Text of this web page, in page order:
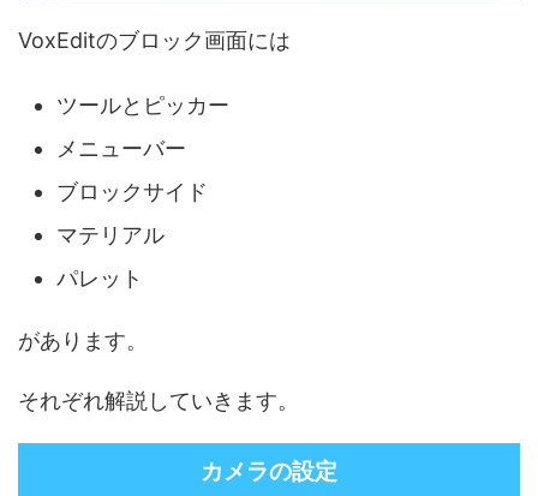
VoxEditのブロック画面には
ツールとピッカー
メニューバー
ブロックサイド
マテリアル
パレット
があります。
それぞれ解説していきます。
カメラの設定